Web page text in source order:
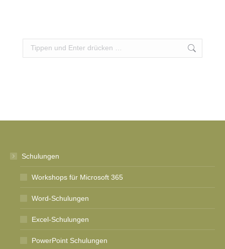
Search:
Schulungen
Workshops für Microsoft 365
Word-Schulungen
Excel-Schulungen
PowerPoint Schulungen